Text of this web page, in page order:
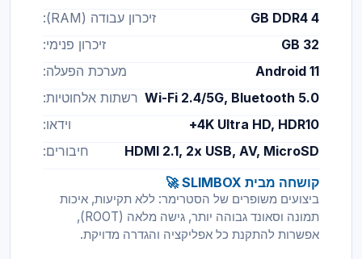
זיכרון עבודה (RAM):
4 GB DDR4
זיכרון פנימי:
32 GB
מערכת הפעלה:
Android 11
רשתות אלחוטיות: Wi-Fi 2.4/5G, Bluetooth 5.0
וידאו:
4K Ultra HD, HDR10+
חיבורים:
HDMI 2.1, 2x USB, AV, MicroSD
קושחה מבית SLIMBOX 🚀
ביצועים משופרים של הסטרימר: ללא תקיעות, איכות
תמונה וסאונד גבוהה יותר, גישה מלאה (ROOT),
אפשרות להתקנת כל אפליקציה והגדרה מדויקת.